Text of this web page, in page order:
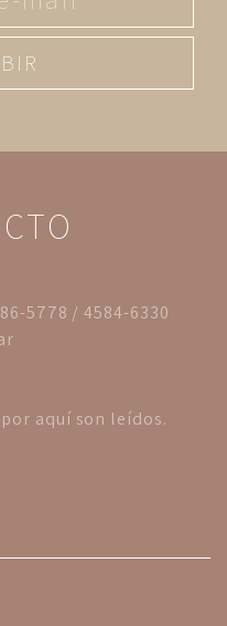
5778 / 4584-6330
aquí son leídos.